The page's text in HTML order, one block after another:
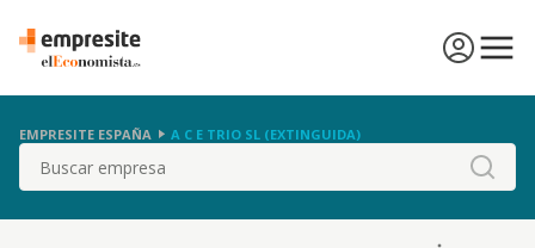
EMPRESITE ESPAÑA A C E TRIO SL (EXTINGUIDA)
Buscar